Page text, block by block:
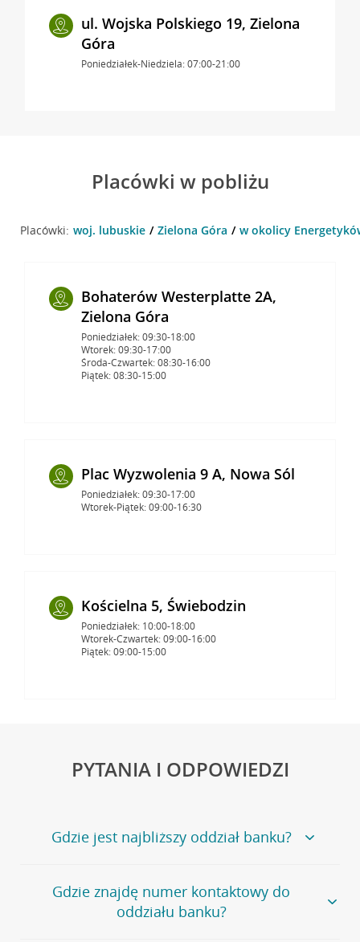
ul. Wojska Polskiego 19, Zielona
Góra
Poniedziałek-Niedziela: 07:00-21:00
Placówki w pobliżu
Placówki: woj. lubuskie Zielona Góra w okolicy
Bohaterów Westerplatte 2A,
Zielona Góra
Poniedziałek: 09:30-18:00
Wtorek: 09:30-17:00
Środa-Czwartek: 08:30-16:00
Piątek: 08:30-15:00
Plac Wyzwolenia 9 A, Nowa Sól
Poniedziałek: 09:30-17:00
Wtorek-Piątek: 09:00-16:30
Kościelna 5, Świebodzin
Poniedziałek: 10:00-18:00
Wtorek-Czwartek: 09:00-16:00
Piątek: 09:00-15:00
PYTANIA I ODPOWIEDZI
Gdzie jest najbliższy oddział banku?
Jeśli szukasz oddziału naszego banku, zapraszamy na
stronęPlacówki i bankomaty, na której znajduje się
wygodna wyszukiwarka.
Gdzie znajdę numer kontaktowy do
oddziału banku?